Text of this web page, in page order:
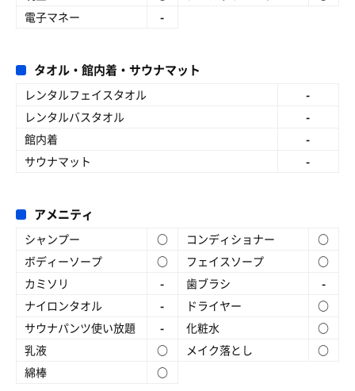
電子マネー
-
タオル・館内着・サウナマット
レンタルフェイスタオル
-
レンタルバスタオル
-
館内着
-
サウナマット
-
アメニティ
シャンプー ○ コンディショナー
○
ボディーソープ
○ フェイスソープ
○
カミソリ
- 歯ブラシ
-
ナイロンタオル
- ドライヤー
○
サウナパンツ使い放題
- 化粧水
○
乳液
○ メイク落とし
○
綿棒
○